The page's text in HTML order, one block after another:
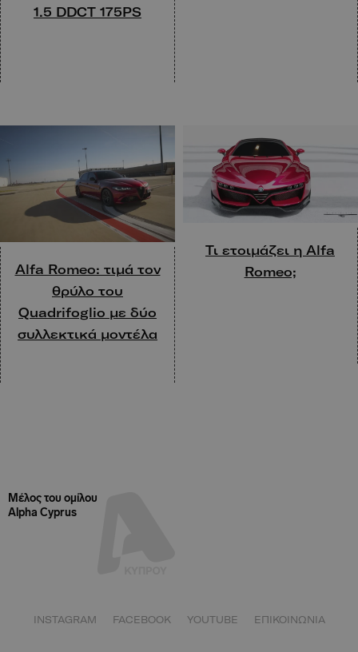
1.5 DDCT 175PS
Alfa Romeo: τιμά τον
θρύλο του
Quadrifoglio με δύο
συλλεκτικά μοντέλα
Τι ετοιμάζει η Alfa
Romeo;
Μέλος του ομίλου
Alpha Cyprus
INSTAGRAM FACEBOOK YOUTUBE ΕΠΙΚΟΙΝΩΝΙΑ